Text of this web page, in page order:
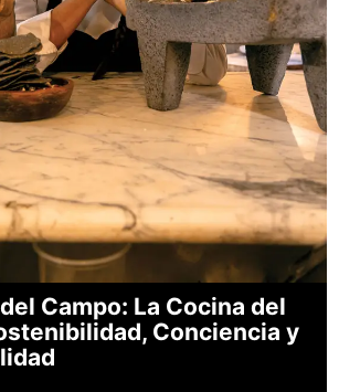
Campo: La Cocina del
Conciencia y